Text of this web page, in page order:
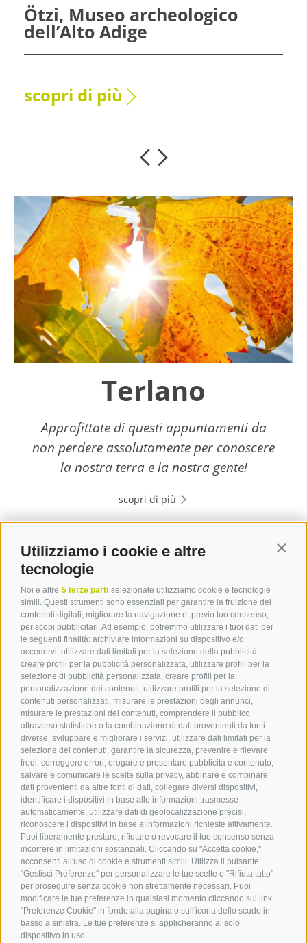
Utilizziamo i cookie e altre
tecnologie
Noi e altre 5 terze parti selezionate utilizziamo cookie e tecnologie
simili. Questi strumenti sono essenziali per garantire la fruizione dei
contenuti digitali, migliorare la navigazione e, previo tuo consenso,
per scopi pubblicitari. Ad esempio, potremmo utilizzare i tuoi dati per
le seguenti finalità: archiviare informazioni su dispositivo e/o
accedervi, utilizzare dati limitati per la selezione della pubblicità,
creare profili per la pubblicità personalizzata, utilizzare profili per la
selezione di pubblicità personalizzata, creare profili per la
personalizzazione dei contenuti, utilizzare profili per la selezione di
contenuti personalizzati, misurare le prestazioni degli annunci,
misurare le prestazioni dei contenuti, comprendere il pubblico
attraverso statistiche o la combinazione di dati provenienti da fonti
diverse, sviluppare e migliorare i servizi, utilizzare dati limitati per la
selezione dei contenuti, garantire la sicurezza, prevenire e rilevare
frodi, correggere errori, erogare e presentare pubblicità e contenuto,
salvare e comunicare le scelte sulla privacy, abbinare e combinare
dati provenienti da altre fonti di dati, collegare diversi dispositivi,
identificare i dispositivi in base alle informazioni trasmesse
automaticamente, utilizzare dati di geolocalizzazione precisi,
riconoscere i dispositivi in base a informazioni richieste attivamente.
Puoi liberamente prestare, rifiutare o revocare il tuo consenso senza
incorrere in limitazioni sostanziali. Cliccando su "Accetta cookie,"
acconsenti all'uso di cookie e strumenti simili. Utilizza il pulsante
"Gestisci Preferenze" per personalizzare le tue scelte o "Rifiuta tutto"
per proseguire senza cookie non strettamente necessari. Puoi
modificare le tue preferenze in qualsiasi momento cliccando sul link
"Preferenze Cookie" in fondo alla pagina o sull'icona dello scudo in
basso a sinistra. Le tue preferenze si applicheranno al solo
dispositivo in uso.
archeologico
Adige
più
MMM
Terlano
Approfittate di questi appuntamenti da
non perdere assolutamente per conoscere
la nostra terra e la nostra gente!
scopri di più
Contatto
Associazione Turistica
Terlano
P.zza Dott. Weiser 2
39018 Terlano BZ
Tel. 0471 257 165
info@terlan.info
ARRIVO